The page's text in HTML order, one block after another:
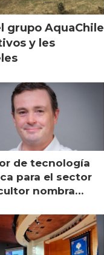
grupo AquaChile
y les
de tecnología
para el sector
nombra